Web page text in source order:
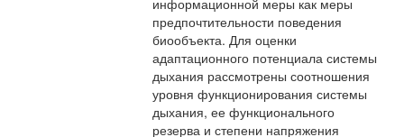
информационной меры как меры
предпочтительности поведения
биообъекта. Для оценки
адаптационного потенциала системы
дыхания рассмотрены соотношения
уровня функционирования системы
дыхания, ее функционального
резерва и степени напряжения